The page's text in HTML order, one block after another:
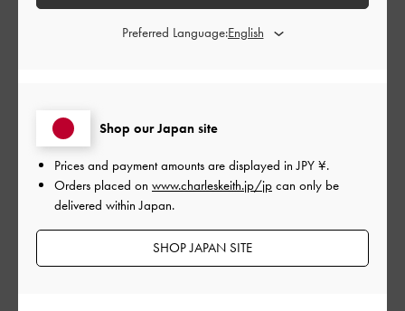
ご利用者様
お友達のプレゼントに購入しま
した
Shop our Japan site
Prices and payment amounts are displayed inJPY ¥.
Orders placed on www.charleskeith.jp/jp can only be
delivered within Japan.
SHOP JAPAN SITE
Preferred Language: